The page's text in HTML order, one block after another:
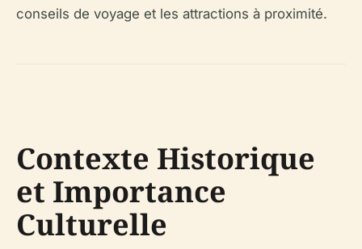
conseils de voyage et les attractions à proximité.
Contexte Historique
et Importance
Culturelle